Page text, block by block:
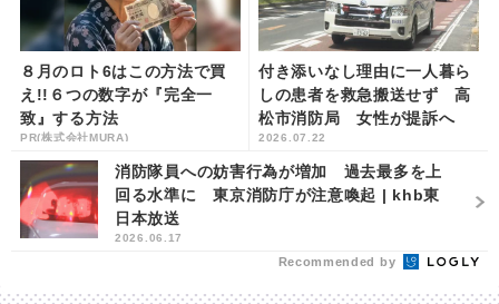
８月のロト6はこの方法で買
え!!６つの数字が『完全一
致』する方法
PR(株式会社MURA)
付き添いなし理由に一人暮ら
しの患者を救急搬送せず 高
松市消防局 女性が提訴へ
| khb東日本放送
2026.07.22
消防隊員への妨害行為が増加 過去最多を上
回る水準に 東京消防庁が注意喚起 | khb東
日本放送
2026.06.17
Recommended by